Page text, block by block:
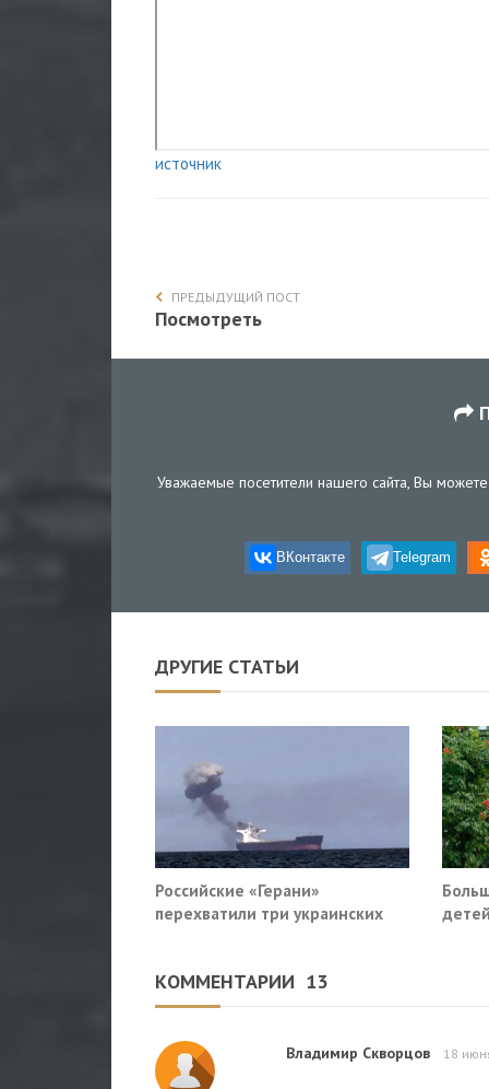
источник
ПРЕДЫДУЩИЙ ПОСТ
Посмотреть
Уважаемые посетители нашего сайта, Вы
ВКонтакте Telegram
ДРУГИЕ СТАТЬИ
Российские «Герани»
перехватили три украинских
КОММЕНТАРИИ 13
Владимир Скворцов 18